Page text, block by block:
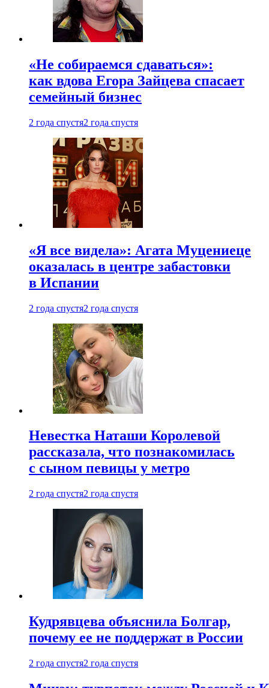
«Не собираемся сдаваться»:
как вдова Егора Зайцева спасает
семейный бизнес
2 года спустя2 года спустя
«Я все видела»: Агата Муцениеце
оказалась в центре забастовки
в Испании
2 года спустя2 года спустя
Невестка Наташи Королевой
рассказала, что познакомилась
с сыном певицы у метро
2 года спустя2 года спустя
Кудрявцева объяснила Болгар,
почему ее не поддержат в России
2 года спустя2 года спустя